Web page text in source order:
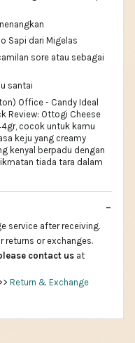
Sapi dari Migelas
sore atau sebagai
santai
Office - Candy Ideal
Review: Ottogi Cheese
cocok untuk kamu
keju yang creamy
kenyal berpadu dengan
tiada tara dalam
service after receiving.
returns or exchanges.
contact us at
Return & Exchange